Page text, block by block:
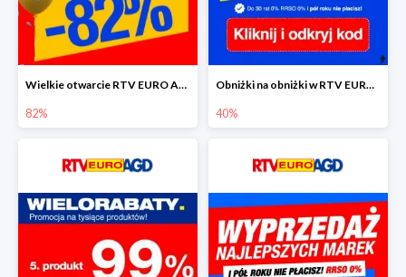
Wielkie otwarcie RTV EURO AGD - rabaty do -82%
82%
Obniżki na obniżki w RTV EURO AGD do -40%
40%